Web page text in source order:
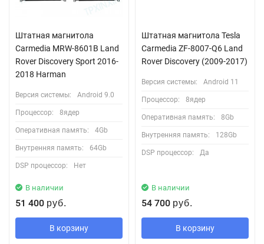
Штатная магнитола
Carmedia MRW-8601B Land
Rover Discovery Sport 2016-
2018 Harman
Версия системы: Android 9.0
Процессор: 8ядер
Оперативная память: 4Gb
Внутренняя память: 64Gb
DSP процессор: Нет
В наличии
51 400 руб.
В корзину
Штатная магнитола Tesla
Carmedia ZF-8007-Q6 Land
Rover Discovery (2009-2017)
Версия системы: Android 11
Процессор: 8ядер
Оперативная память: 8Gb
Внутренняя память: 128Gb
DSP процессор: Да
В наличии
54 700 руб.
В корзину